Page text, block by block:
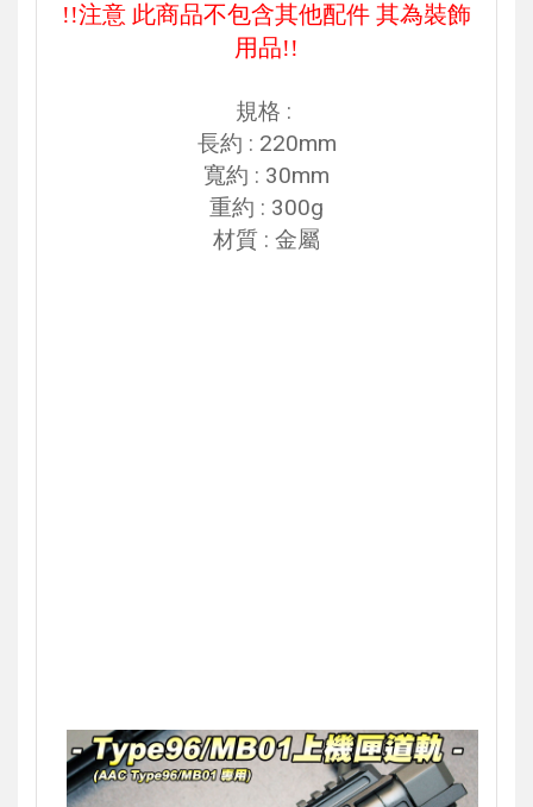
!!注意 此商品不包含其他配件 其為裝飾
用品!!
規格 :
長約 : 220mm
寬約 : 30mm
重約 : 300g
材質 : 金屬